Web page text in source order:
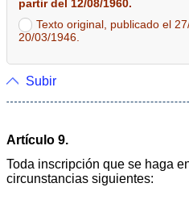
partir del 12/08/1960.
Texto original, publicado el
20/03/1946.
Subir
Artículo 9.
Toda inscripción que se haga
circunstancias siguientes: